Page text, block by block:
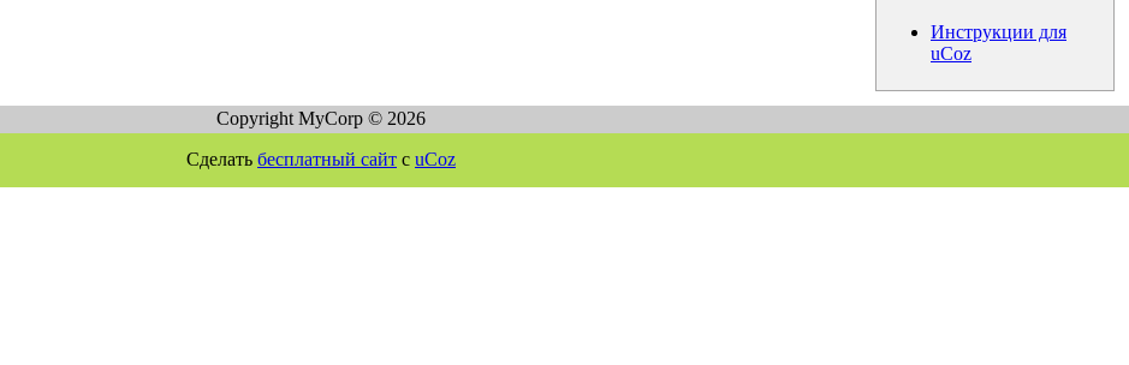
Инструкции для
uCoz
Copyright MyCorp © 2026
Сделать бесплатный сайт с uCoz